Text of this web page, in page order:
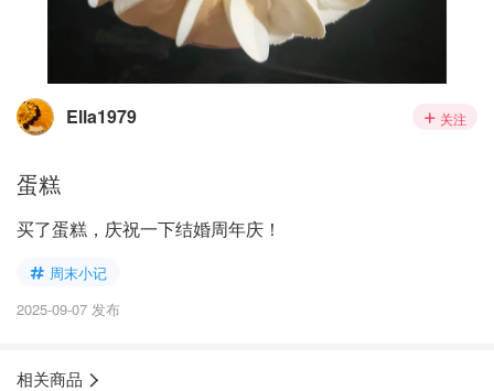
Ella1979 关注
蛋糕
买了蛋糕，庆祝一下结婚周年庆！
周末小记
2025-09-07 发布
相关商品